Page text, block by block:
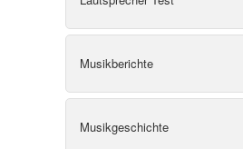
Musikberichte
Musikgeschichte